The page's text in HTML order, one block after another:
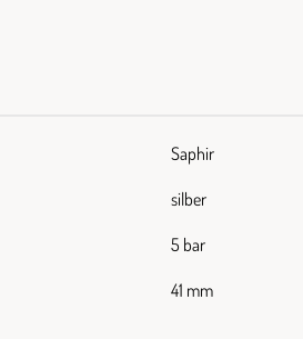
Saphir
silber
5 bar
41 mm